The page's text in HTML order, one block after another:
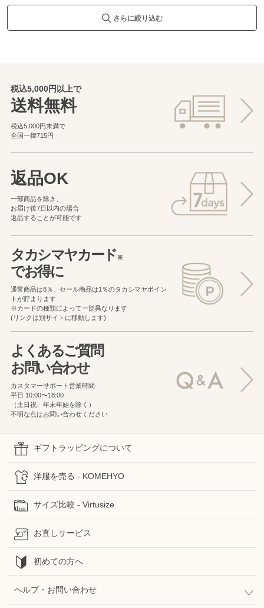
さらに絞り込む
税込5,000円以上で
送料無料
税込5,000円未満で
全国一律715円
返品OK
一部商品を除き、
お届け後7日以内の場合
返品することが可能です
タカシマヤカード※
でお得に
通常商品は8％、セール商品は1％のタカシマヤポイン
トが貯まります
※カードの種類によって一部異なります
(リンクは別サイトに移動します)
よくあるご質問
お問い合わせ
カスタマーサポート営業時間
平日 10:00〜18:00
（土日祝、年末年始を除く）
不明な点はお問い合わせください
ギフトラッピングについて
洋服を売る - KOMEHYO
サイズ比較 - Virtusize
お直しサービス
初めての方へ
ヘルプ・お問い合わせ